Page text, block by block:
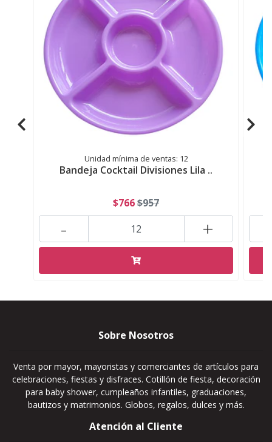
Unidad mínima de ventas: 12
Bandeja Cocktail Divisiones Lila ..
$766$957
+
-
Sobre Nosotros
Venta por mayor, mayoristas y comerciantes de artículos para
celebraciones, fiestas y disfraces. Cotillón de fiesta, decoración
para baby shower, cumpleaños infantiles, graduaciones,
bautizos y matrimonios. Globos, regalos, dulces y más.
Atención al Cliente